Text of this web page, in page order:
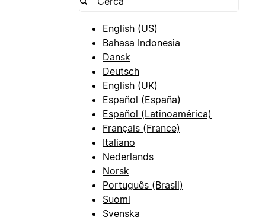
English (US)
Bahasa Indonesia
Dansk
Deutsch
English (UK)
Español (España)
Español (Latinoamérica)
Français (France)
Italiano
Nederlands
Norsk
Português (Brasil)
Suomi
Svenska